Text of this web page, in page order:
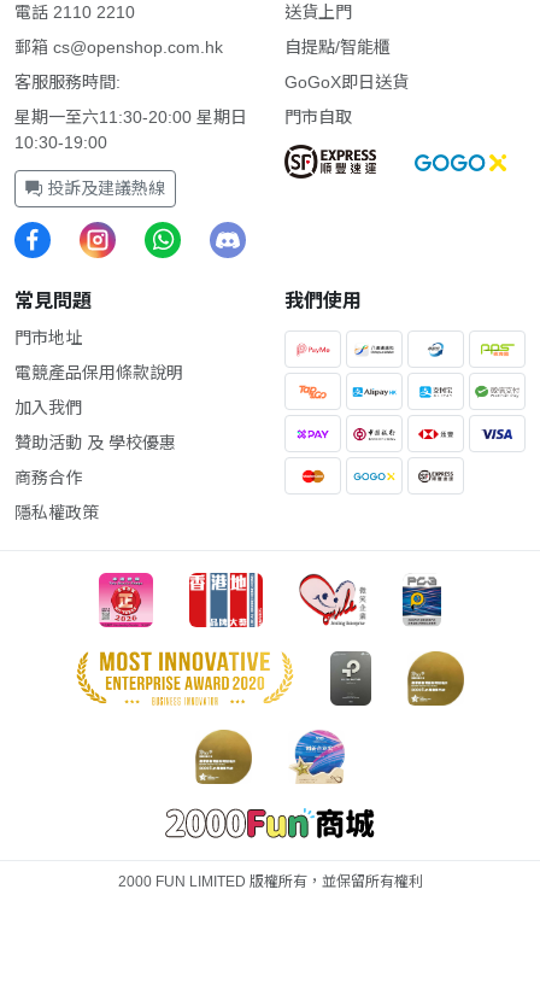
電話 2110 2210
郵箱 cs@openshop.com.hk
客服服務時間:
星期一至六11:30-20:00 星期日
10:30-19:00
投訴及建議熱線
送貨上門
自提點/智能櫃
GoGoX即日送貨
門市自取
常見問題
門市地址
電競產品保用條款說明
加入我們
贊助活動 及 學校優惠
商務合作
隱私權政策
我們使用
2000 FUN LIMITED 版權所有，並保留所有權利